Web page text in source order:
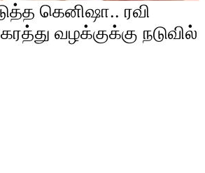
கெனிஷா.. ரவி
வழக்குக்கு நடுவில்